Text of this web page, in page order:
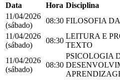
Data Hora Disciplina
11/04/2026
(sábado)
08:30 FILOSOFIA
11/04/2026
(sábado)
08:30
LEITURA E
TEXTO
11/04/2026
(sábado)
08:30
PSICOLOGIA